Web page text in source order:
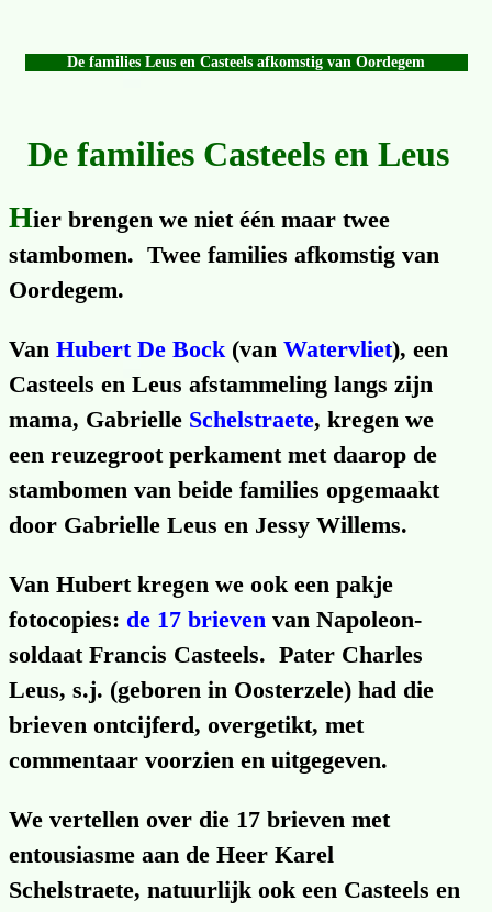
De families Leus en Casteels afkomstig van Oordegem
De families Casteels en Leus
Hier brengen we niet één maar twee
stambomen. Twee families afkomstig van
Oordegem.
Van Hubert De Bock(van Watervliet), een
Casteels en Leus afstam­meling langs zijn
mama, Gabrielle Schelstraete, kregen we
een reuze­groot perkament met daarop de
stambomen van beide families opgemaakt
door Gabrielle Leus en Jessy Willems.
Van Hubert kregen we ook een pakje
fotocopies: de 17 brieven van Napoleon­
soldaat Francis Casteels. Pater Charles
Leus, s.j. (geboren in Oosterzele) had die
brieven ontcijferd, overgetikt, met
commentaar voorzien en uitgegeven.
We vertellen over die 17 brieven met
entousiasme aan de Heer Karel
Schelstraete, natuurlijk ook een Casteels en